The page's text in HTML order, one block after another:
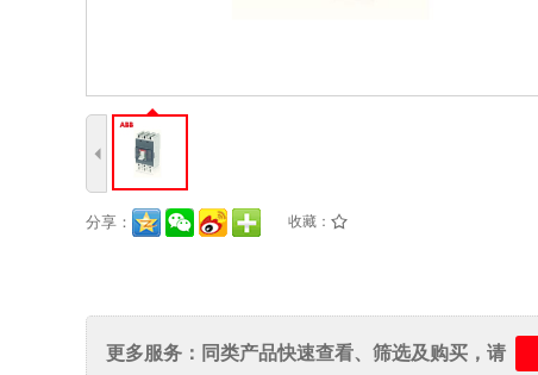
4
分享： 收藏： /
更多服务：同类产品快速查看、筛选及购买，请